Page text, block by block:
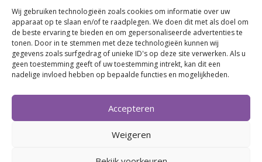
Wij gebruiken technologieën zoals cookies om informatie over uw
apparaat op te slaan en/of te raadplegen. We doen dit met als doel om
de beste ervaring te bieden en om gepersonaliseerde advertenties te
tonen. Door in te stemmen met deze technologieën kunnen wij
gegevens zoals surfgedrag of unieke ID's op deze site verwerken. Als u
geen toestemming geeft of uw toestemming intrekt, kan dit een
nadelige invloed hebben op bepaalde functies en mogelijkheden.
Accepteren
Weigeren
Retourneren en herroepen
BE0746.853.082
BREI- EN HAAK-ATELJEE
Momenteel on hold wegens medische reden.
Heropstart september.